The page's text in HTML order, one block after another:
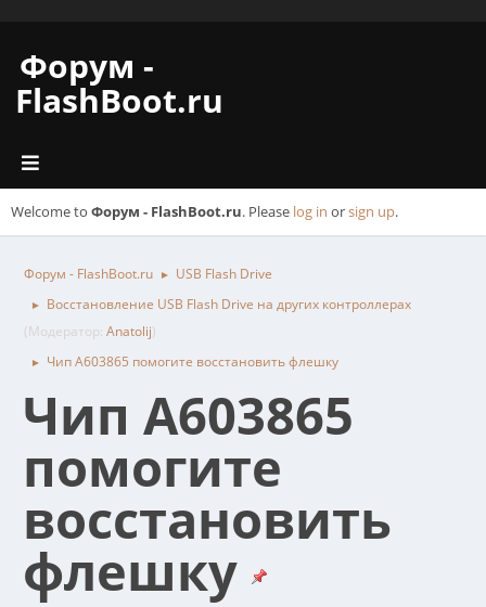
Форум -
FlashBoot.ru
Welcome to Форум - FlashBoot.ru. Please log in orsign up.
Форум - FlashBoot.ru ► USB Flash Drive
►
Восстановление USB Flash Drive на других контроллерах
(Модератор: Anatolij)
► Чип A603865 помогите восстановить флешку
Чип A603865
помогите
восстановить
флешку